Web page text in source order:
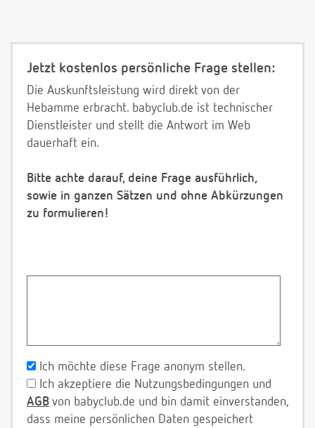
Jetzt kostenlos persönliche Frage stellen:
Die Auskunftsleistung wird direkt von der
Hebamme erbracht. babyclub.de ist technischer
Dienstleister und stellt die Antwort im Web
dauerhaft ein.
Bitte achte darauf, deine Frage ausführlich,
sowie in ganzen Sätzen und ohne Abkürzungen
zu formulieren!
Ich möchte diese Frage anonym stellen.
Ich akzeptiere die Nutzungsbedingungen und
AGB von babyclub.de und bin damit einverstanden,
dass meine persönlichen Daten gespeichert